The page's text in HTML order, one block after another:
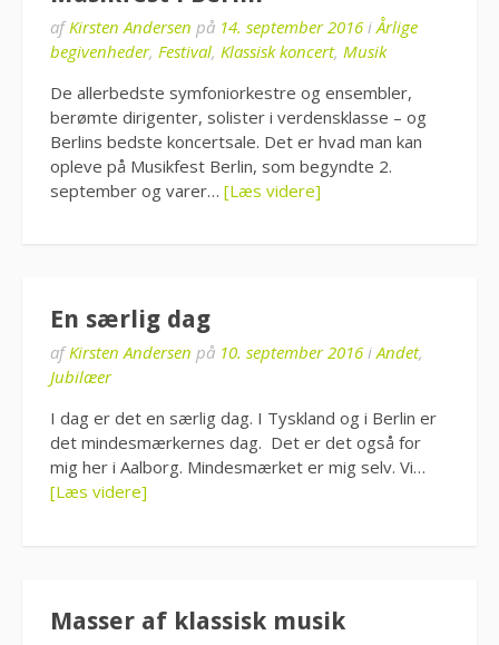
afKirsten Andersen på 14. september 2016 i Årlige
begivenheder, Festival, Klassisk koncert, Musik
De allerbedste symfoniorkestre og ensembler,
berømte dirigenter, solister i verdensklasse – og
Berlins bedste koncertsale. Det er hvad man kan
opleve på Musikfest Berlin, som begyndte 2.
september og varer… [Læs videre]
En særlig dag
afKirsten Andersen på 10. september 2016 iAndet,
Jubilæer
I dag er det en særlig dag. I Tyskland og i Berlin er
det mindesmærkernes dag. Det er det også for
mig her i Aalborg. Mindesmærket er mig selv. Vi…
[Læs videre]
Masser af klassisk musik